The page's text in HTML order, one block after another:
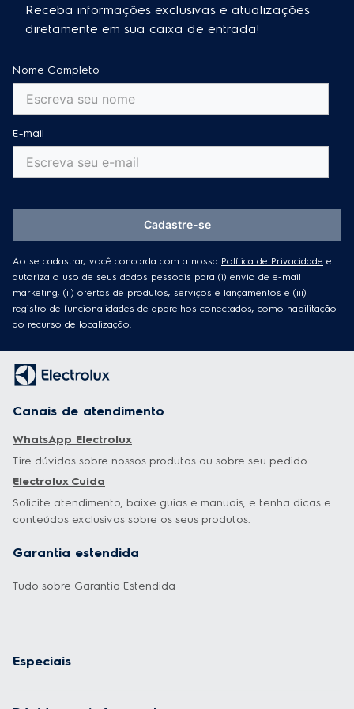
marketing, (ii) ofertas de produtos, serviços e lançamentos e (iii)
registro de funcionalidades de aparelhos conectados, como habilitação
do recurso de localização.
Tire dúvidas sobre nossos produtos ou sobre seu pedido.
Electrolux Cuida
Solicite atendimento, baixe guias e manuais, e tenha dicas e
conteúdos exclusivos sobre os seus produtos.
Garantia estendida
Tudo sobre Garantia Estendida
Especiais
Dúvidas mais frequentes
Institucional